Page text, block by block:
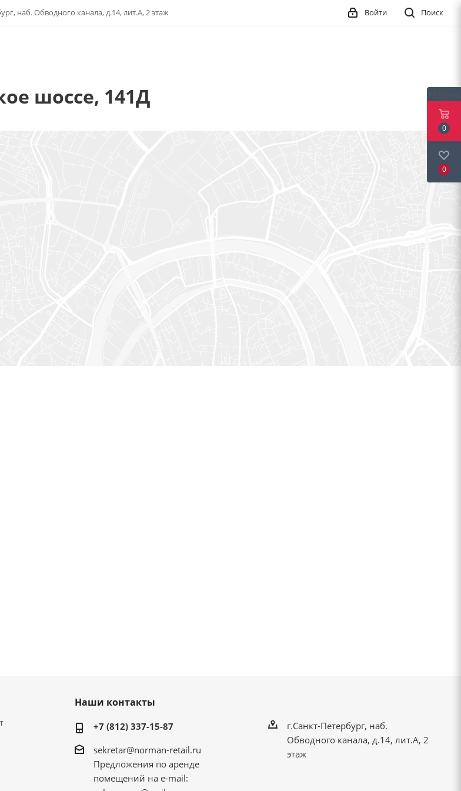
наб. Обводного канала, д.14, лит.А, 2 этаж Поиск
Войти
шоссе, 141Д
Наши контакты
+7 (812) 337-15-87
sekretar@norman-retail.ru
Предложения по аренде
помещений на e-mail:
г.Санкт-Петербург, наб.
Обводного канала, д.14, лит.А, 2
этаж
0
0